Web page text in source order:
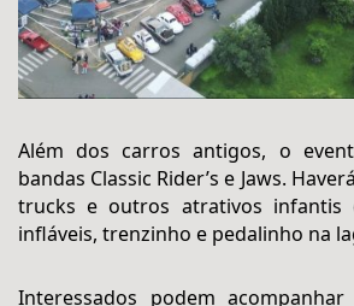
Além dos carros antigos, o
bandas Classic Rider’s e Jaws.
trucks e outros atrativos infantis
infláveis, trenzinho e pedalinho na
Interessados podem